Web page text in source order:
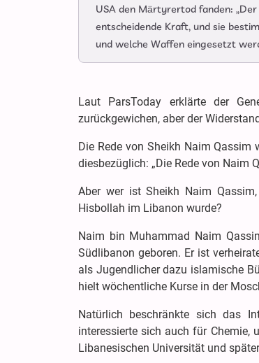
USA den Märtyrertod fanden:
entscheidende Kraft, und sie
und welche Waffen eingesetzt
Laut ParsToday erklärte der
zurückgewichen, aber der
Die Rede von Sheikh Naim
diesbezüglich: „Die Rede von Naim
Aber wer ist Sheikh Naim
Hisbollah im Libanon wurde?
Naim bin Muhammad Naim
Südlibanon geboren. Er ist
als Jugendlicher dazu islamische
hielt wöchentliche Kurse in der
Natürlich beschränkte sich das
interessierte sich auch für Chemie,
Libanesischen Universität und